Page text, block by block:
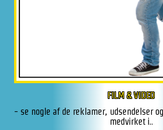
FILM & VIDEO
- se nogle af de reklamer, udsendelser
medvirket i..